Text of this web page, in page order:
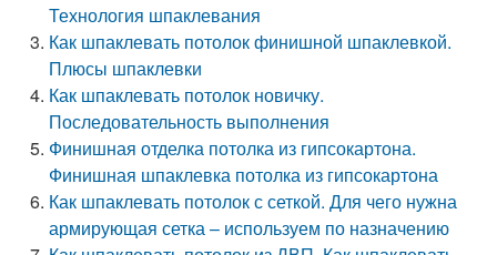
Технология шпаклевания
Как шпаклевать потолок финишной шпаклевкой.
Плюсы шпаклевки
Как шпаклевать потолок новичку.
Последовательность выполнения
Финишная отделка потолка из гипсокартона.
Финишная шпаклевка потолка из гипсокартона
Как шпаклевать потолок с сеткой. Для чего нужна
армирующая сетка – используем по назначению